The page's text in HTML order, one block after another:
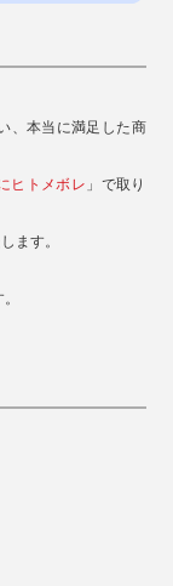
、本当に満足した商
ヒトメボレ 」で取り
ます。